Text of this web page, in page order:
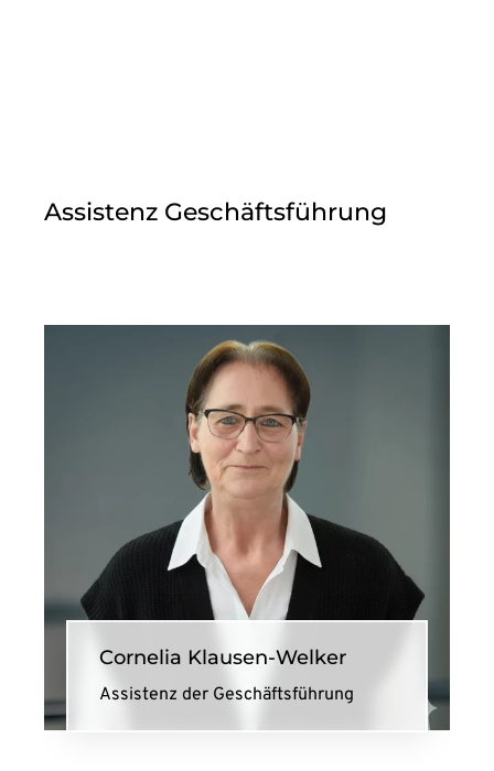
Assistenz Geschäftsführung
Cornelia Klausen-Welker
Assistenz der Geschäftsführung